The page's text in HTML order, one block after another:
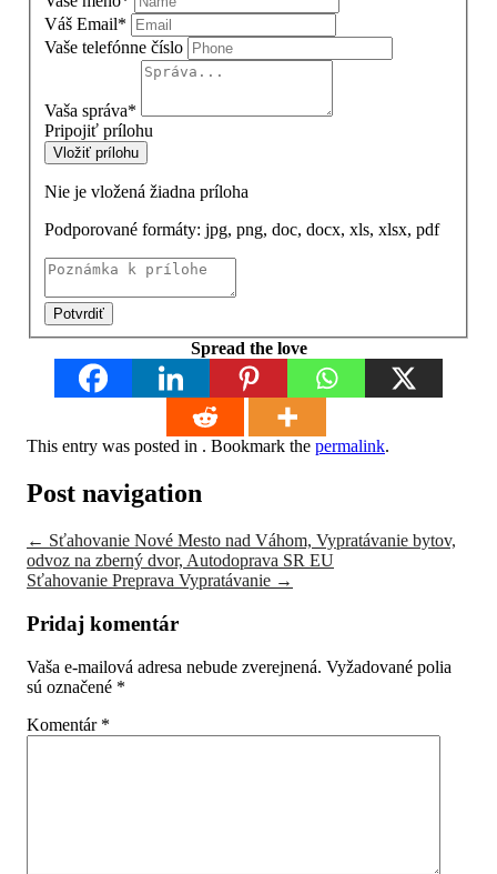
Váš Email*
Vaše telefónne číslo
Vaša správa*
Pripojiť prílohu
Vložiť prílohu
Nie je vložená žiadna príloha
Podporované formáty: jpg, png, doc, docx, xls, xlsx, pdf
Potvrdiť
Spread the love
This entry was posted in . Bookmark the permalink.
Post navigation
← Sťahovanie Nové Mesto nad Váhom, Vypratávanie bytov,
odvoz na zberný dvor, Autodoprava SR EU
Sťahovanie Preprava Vypratávanie →
Pridaj komentár
Vaša e-mailová adresa nebude zverejnená. Vyžadované polia
sú označené *
Komentár *